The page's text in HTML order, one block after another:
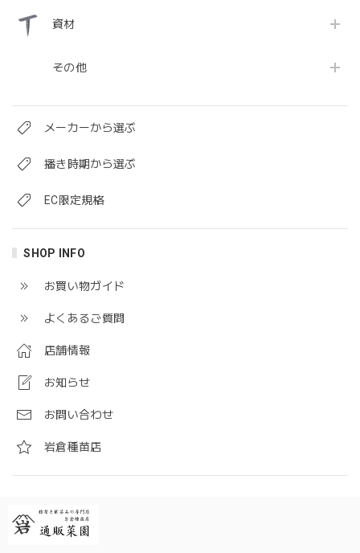
資材
その他
メーカーから選ぶ
播き時期から選ぶ
EC限定規格
SHOP INFO
お買い物ガイド
よくあるご質問
店舗情報
お知らせ
お問い合わせ
岩倉種苗店